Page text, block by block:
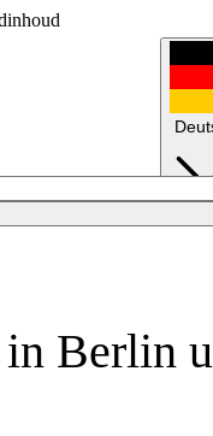
Berlin